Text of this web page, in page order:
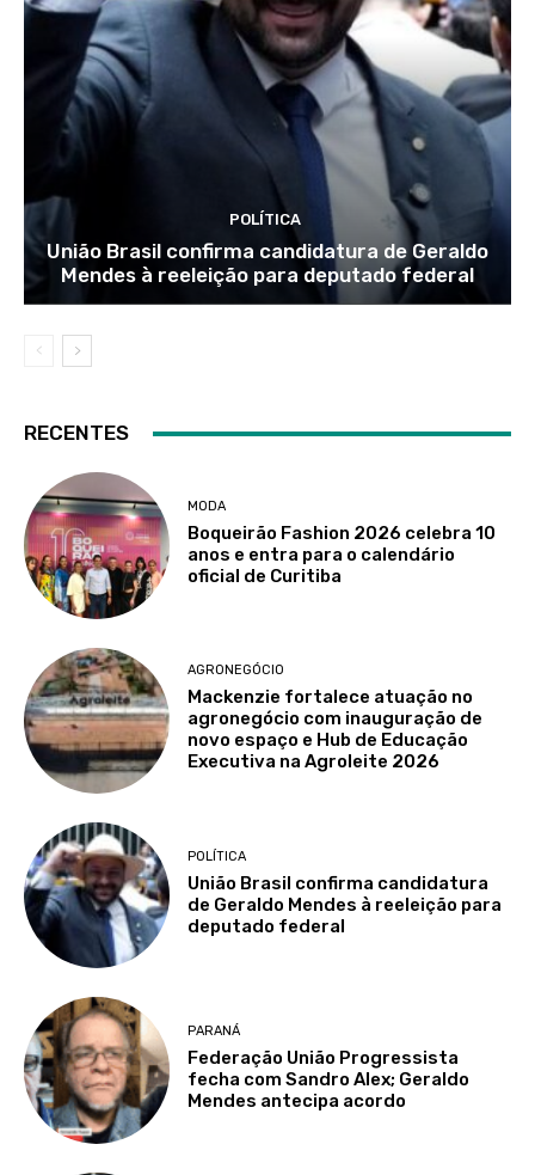
POLÍTICA
União Brasil confirma candidatura de Geraldo
Mendes à reeleição para deputado federal
RECENTES
MODA
Boqueirão Fashion 2026 celebra 10
anos e entra para o calendário
oficial de Curitiba
AGRONEGÓCIO
Mackenzie fortalece atuação no
agronegócio com inauguração de
novo espaço e Hub de Educação
Executiva na Agroleite 2026
POLÍTICA
União Brasil confirma candidatura
de Geraldo Mendes à reeleição para
deputado federal
PARANÁ
Federação União Progressista
fecha com Sandro Alex; Geraldo
Mendes antecipa acordo